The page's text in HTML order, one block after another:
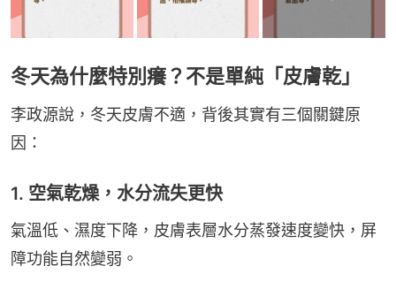
冬天為什麼特別癢？不是單純「皮膚乾」
李政源說，冬天皮膚不適，背後其實有三個關鍵原
因：
1. 空氣乾燥，水分流失更快
氣溫低、濕度下降，皮膚表層水分蒸發速度變快，屏
障功能自然變弱。